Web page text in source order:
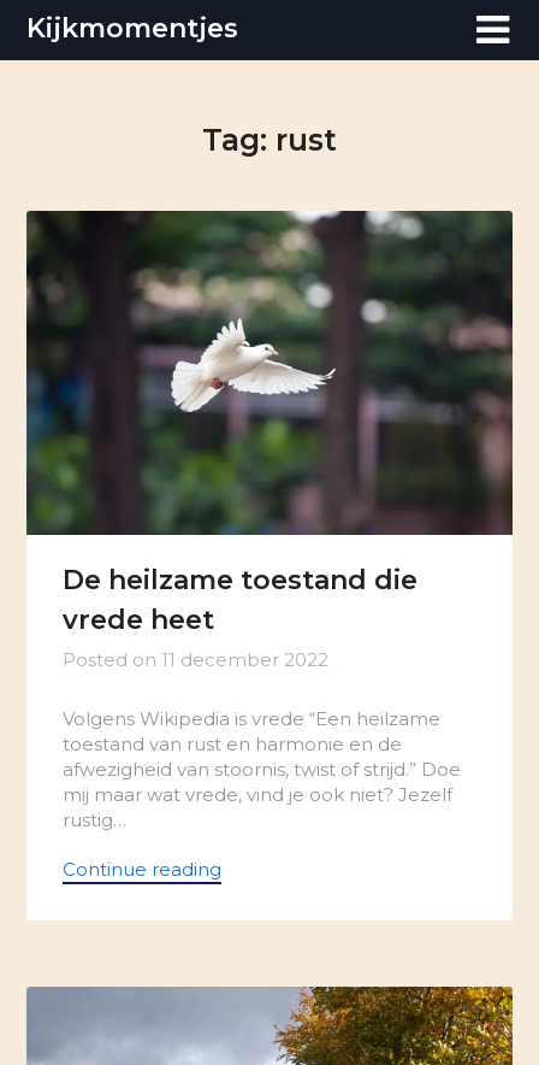
SkipKijkmomentjes
Tag: rust
De heilzame toestand die
vrede heet
Posted on11 december 2022
Volgens Wikipedia is vrede “Een heilzame
toestand van rust en harmonie en de
afwezigheid van stoornis, twist of strijd.” Doe
mij maar wat vrede, vind je ook niet? Jezelf
rustig…
Continue reading